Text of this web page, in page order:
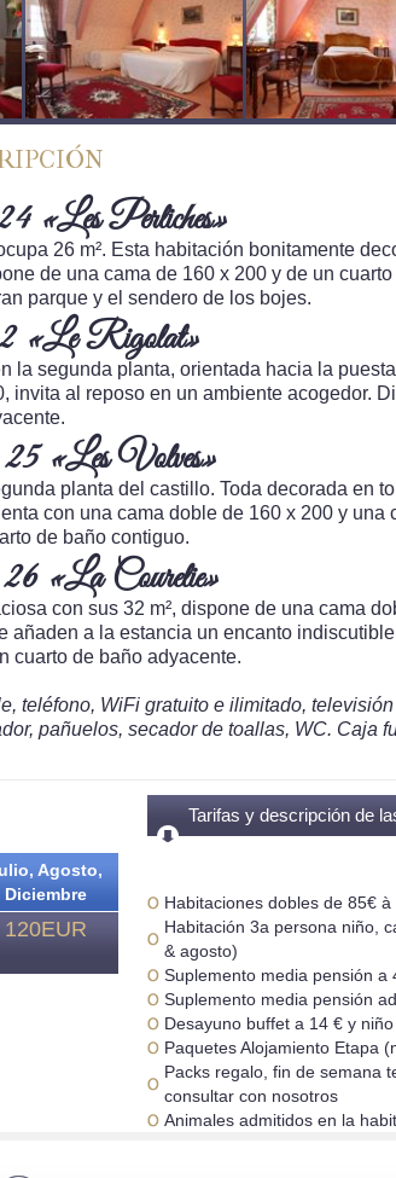
«Les Perliches»
26 m². Esta habitación bonitamente
de una cama de 160 x 200 y de un
parque y el sendero de los bojes.
«Le Rigolat»
la segunda planta, orientada hacia la
al reposo en un ambiente acogedor.
«Les Volves»
planta del castillo. Toda decorada en
con una cama doble de 160 x 200 y una
de baño contiguo.
«La Courelie»
con sus 32 m², dispone de una cama
a la estancia un encanto
cuarto de baño adyacente.
teléfono, WiFi gratuito e ilimitado,
pañuelos, secador de toallas, WC. Caja
Agosto,
Diciembre
120EUR
Tarifas y descripción de
Habitaciones dobles de 85€ à
Habitación 3a persona niño,
& agosto)
Suplemento media pensión a
Suplemento media pensión
Desayuno buffet a 14 € y
Paquetes Alojamiento Etapa
Packs regalo, fin de semana
consultar con nosotros
Animales admitidos en la